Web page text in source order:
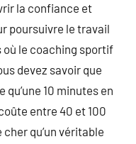
la confiance et
poursuivre le travail
où le coaching sportif
devez savoir que
10 minutes en
entre 40 et 100
qu’un véritable